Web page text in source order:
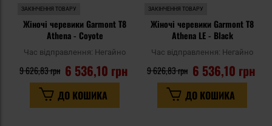
ЗАКІНЧЕННЯ ТОВАРУ
Жіночі черевики Garmont T8
Athena - Coyote
Час відправлення: Негайно
6 536,10 грн
9 626,83 грн
ДО КОШИКА
ЗАКІНЧЕННЯ ТОВАРУ
Жіночі черевики Garmont T8
Athena LE - Black
Час відправлення: Негайно
6 536,10 грн
9 626,83 грн
ДО КОШИКА